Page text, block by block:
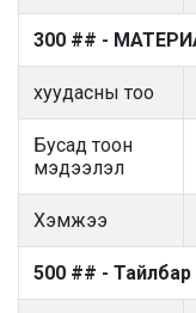
300 ## -
хуудасны тоо
Бусад тоон
мэдээлэл
Хэмжээ
500 ## - Тайлбар